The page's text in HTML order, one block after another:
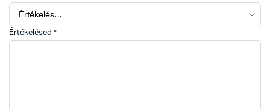
Értékelésed *